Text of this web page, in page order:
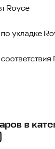
Royce
укладке
в